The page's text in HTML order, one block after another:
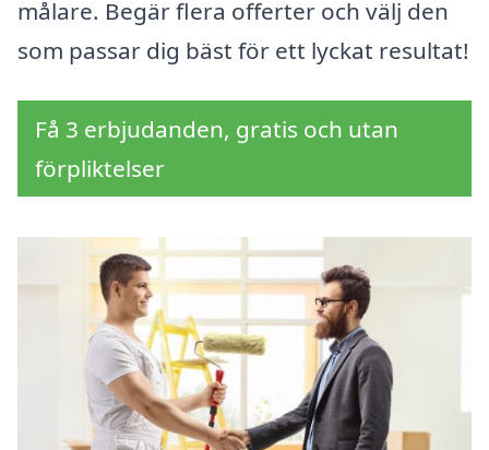
målare. Begär flera offerter och välj den
som passar dig bäst för ett lyckat resultat!
Få 3 erbjudanden, gratis och utan
förpliktelser